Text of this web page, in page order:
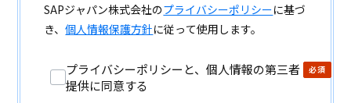
SAPジャパン株式会社のプライバシーポリシーに基づ
き、個人情報保護方針に従って使用します。
プライバシーポリシーと、個人情報の第三者
提供に同意する